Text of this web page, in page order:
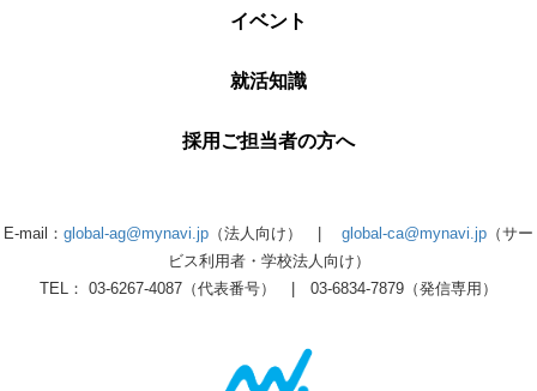
イベント
就活知識
採用ご担当者の方へ
E-mail： global-ag@mynavi.jp （法人向け） | global-ca@mynavi.jp （サー
ビス利用者・学校法人向け）
TEL： 03-6267-4087（代表番号） | 03-6834-7879（発信専用）